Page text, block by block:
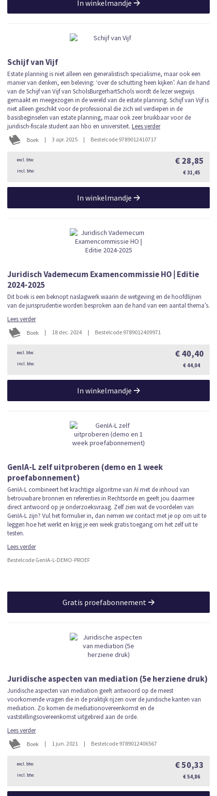
In winkelmandje
Schijf van Vijf
Estate planning is niet alleen een generalistisch specialisme, maar ook een
manier van denken, een beleving: ‘over de schutting heen kijken’. Aan de hand
van de Schijf van Vijf van ScholsBurgerhartSchols wordt de lezer wegwijs
gemaakt en meegezogen in de wereld van de estate planning. Schijf van Vijf is
niet alleen geschikt voor de professional die zich wil verdiepen in de
basisbeginselen van estate planning, maar ook zeer bruikbaar voor de
juridisch-fiscale student aan hbo en universiteit. Lees verder
Boek | 3 apr. 2025 | Bestelcode 9789012410717
€ 28,85
€ 31,45
In winkelmandje
Juridisch Vademecum Examencommissie HO | Editie
2024-2025
Dit boek is een beknopt naslagwerk waarin de wetgeving en de hoofdlijnen
van de jurisprudentie worden besproken aan de hand van een aantal thema’s.
Lees verder
Boek | 18 dec. 2024 | Bestelcode 9789012409971
€ 40,40
€ 44,04
In winkelmandje
GenIA-L zelf uitproberen (demo en 1 week
proefabonnement)
GenIA-L combineert het krachtige algoritme van AI met de inhoud van
betrouwbare bronnen en referenties in Rechtsorde en geeft jou daarmee
direct antwoord op je onderzoeksvraag. Zelf zien wat de voordelen van
GenIA-L zijn? Vul het formulier in, dan nemen we contact met je op om uit te
leggen hoe het werkt en krijg je een week gratis toegang om het zelf uit te
testen.
Lees verder
Bestelcode GenIA-L-DEMO-PROEF
Gratis proefabonnement
Juridische aspecten van mediation (5e herziene druk)
Juridische aspecten van mediation geeft antwoord op de meest
voorkomende vragen die in de praktijk rijzen over de juridische kanten van
mediation. Zo komen de mediationovereenkomst en de
vaststellingsovereenkomst uitgebreid aan de orde.
Lees verder
Boek | 1 jun. 2021 | Bestelcode 9789012406567
€ 50,33
€ 54,86